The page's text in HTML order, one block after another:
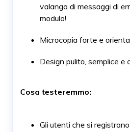
valanga di messaggi di
modulo!
Microcopia forte e
Design pulito, semplice e
Cosa testeremmo:
Gli utenti che si